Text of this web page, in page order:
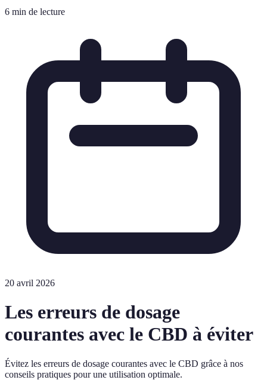
6 min de lecture
20 avril 2026
Les erreurs de dosage
courantes avec le CBD à éviter
Évitez les erreurs de dosage courantes avec le CBD grâce à nos
conseils pratiques pour une utilisation optimale.